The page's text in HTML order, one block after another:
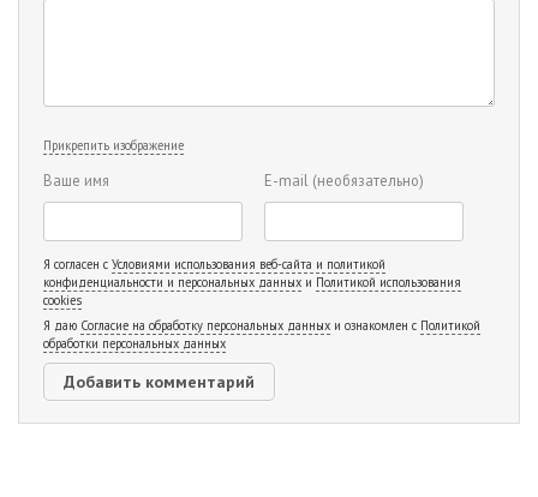
Прикрепить изображение
Ваше имя E-mail (необязательно)
Я согласен с Условиями использования веб-сайта и политикой
конфиденциальности и персональных данных и Политикой использования
cookies
Я даю Согласие на обработку персональных данных и ознакомлен с Политикой
обработки персональных данных